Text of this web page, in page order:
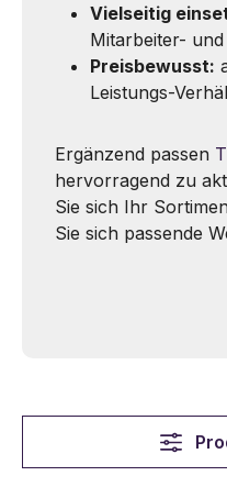
Vielseitig
Mitarbeiter-
Preisbewusst:
Leistungs-
Ergänzend passen
hervorragend zu
Sie sich Ihr
Sie sich passende